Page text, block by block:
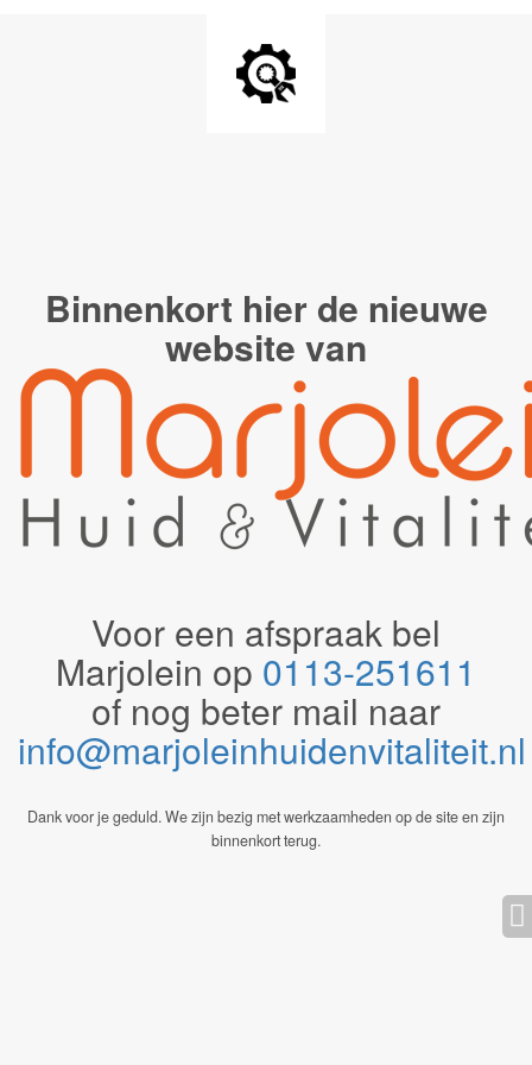
Binnenkort hier de nieuwe
website van
Voor een afspraak bel
Marjolein op 0113-251611
of nog beter mail naar
Dank voor je geduld. We zijn bezig met werkzaamheden op de site en zijn
binnenkort terug.